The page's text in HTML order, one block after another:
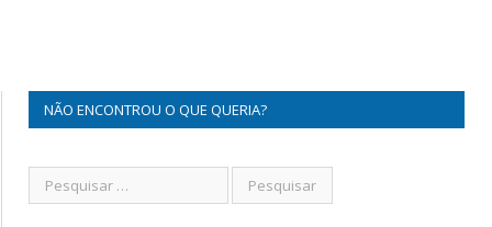
NÃO ENCONTROU O QUE QUERIA?